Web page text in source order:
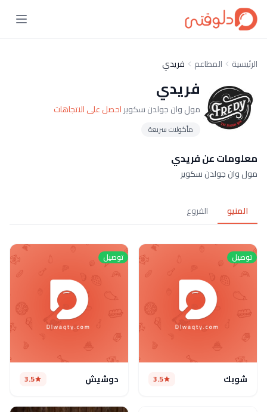
الرئيسية المطاعم فريدي
فريدي
مول وان جولدن سكويراحصل على الاتجاهات
مأكولات سريعة
معلومات عن فريدي
مول وان جولدن سكوير
المنيو الفروع
توصيل
شوبك 3.5
توصيل
دوشيش 3.5